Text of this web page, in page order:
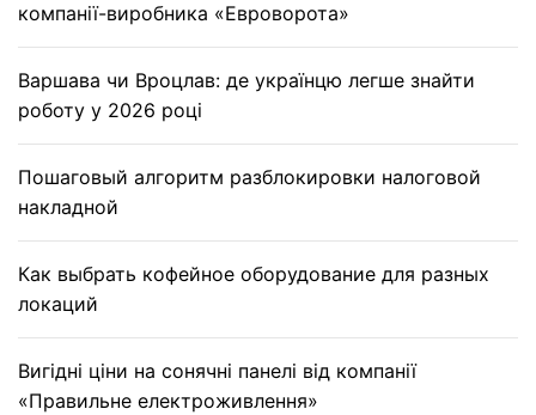
компанії-виробника «Евроворота»
Варшава чи Вроцлав: де українцю легше знайти
роботу у 2026 році
Пошаговый алгоритм разблокировки налоговой
накладной
Как выбрать кофейное оборудование для разных
локаций
Вигідні ціни на сонячні панелі від компанії
«Правильне електроживлення»